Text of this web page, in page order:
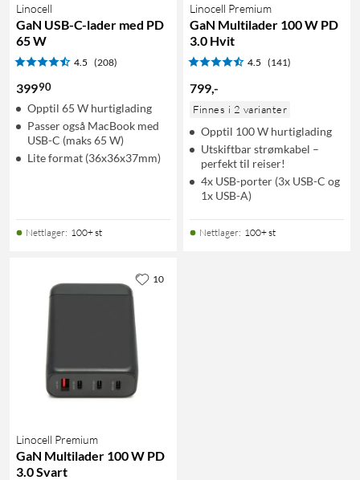
Linocell
GaN USB-C-lader med PD
65 W
4.5 (208)
39990
Opptil 65 W hurtiglading
Passer også MacBook med
USB-C (maks 65 W)
Lite format (36x36x37mm)
Nettlager: 100+ st
Linocell Premium
GaN Multilader 100 W PD
3.0 Hvit
4.5 (141)
799,-
Finnes i 2 varianter
Opptil 100 W hurtiglading
Utskiftbar strømkabel –
perfekt til reiser!
4x USB-porter (3x USB-C og
1x USB-A)
Nettlager: 100+ st
Linocell Premium
GaN Multilader 100 W PD
3.0 Svart
10